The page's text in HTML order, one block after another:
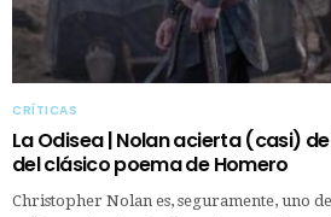
CRÍTICAS
La Odisea | Nolan acierta (casi)
del clásico poema de Homero
Christopher Nolan es, seguramente, uno